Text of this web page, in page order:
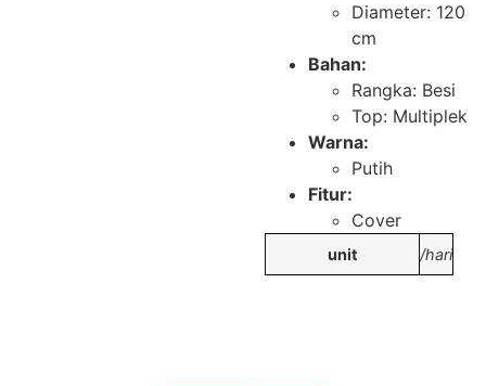
Diameter: 120
cm
Bahan:
Rangka: Besi
Top: Multiplek
Warna:
Putih
Fitur:
Cover
unit /hari